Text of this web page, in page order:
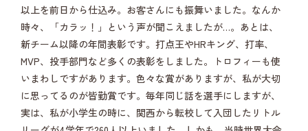
以上を前日から仕込み。お客さんにも振舞いました。なんか
時々、「カラッ！」という声が聞こえましたが…。あとは、
新チーム以降の年間表彰です。打点王やHRキング、打率、
MVP、投手部門など多くの表彰をしました。トロフィーも使
いまわしですがあります。色々な賞がありますが、私が大切
に思ってるのが皆勤賞です。毎年同じ話を選手にしますが、
実は、私が小学生の時に、関西から転校して入団したリトル